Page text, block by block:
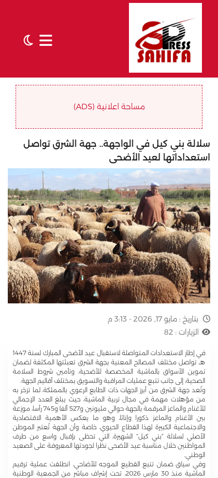
مساحة اعلانية (ADS)
سلالة بني كيل في الواجهة.. جهة الشرق تواصل
استعداداتها لعيد الأضحى
بتاريخ : مايو 17, 2026 - 3:13 م
الزيارات : 82
في إطار الاستعدادات المتواصلة لاستقبال عيد الأضحى المبارك لسنة 1447
هـ، تواصل مختلف المصالح المعنية بجهة الشرق تعبئتها المكثفة لضمان
تموين الأسواق بالماشية المخصصة للأضحية، وتأمين شروط السلامة
الصحية، إلى جانب تتبع عمليات المراقبة والتسويق بمختلف أقاليم الجهة.
وتُعد جهة الشرق من أبرز الجهات ذات الطابع الرعوي بالمملكة، لما تزخر به
من مؤهلات مهمة في مجال تربية الماشية، حيث يبلغ العدد الإجمالي
للأغنام والماعز المرقمة بالجهة حوالي مليونين و527 ألفا و745 رأسا، موزعة
بين الأغنام والماعز ذكورا وإناثا، وهو ما يعكس الأهمية الاقتصادية
والاجتماعية الكبيرة لهذا القطاع الحيوي، خاصة وأن الجهة تُعتبر الموطن
الأصلي لسلالة “بني كيل” الشهيرة، التي تحظى بإقبال واسع من طرف
المواطنين خلال مناسبة عيد الأضحى نظرا لجودتها المعروفة على الصعيد
الوطني.
وفي سياق ضمان تتبع القطيع الموجه للأضاحي، انطلقت عملية ترقيم
الماشية منذ 30 مارس 2026، تحت إشراف مباشر من الجمعية الوطنية